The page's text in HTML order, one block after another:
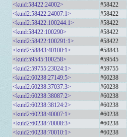
<kuid:58422:24002>
#58422
<kuid2:58422:24007:1>
#58422
<kuid2:58422:100244:1>
#58422
<kuid:58422:100290>
#58422
<kuid2:58422:100291:1>
#58422
<kuid2:58843:40100:1>
#58843
<kuid:59545:100258>
#59545
<kuid2:59755:23024:1>
#59755
<kuid2:60238:27149:5>
#60238
<kuid2:60238:37037:3>
#60238
<kuid2:60238:38087:2>
#60238
<kuid2:60238:38124:2>
#60238
<kuid2:60238:40007:1>
#60238
<kuid2:60238:70008:3>
#60238
<kuid2:60238:70010:1>
#60238